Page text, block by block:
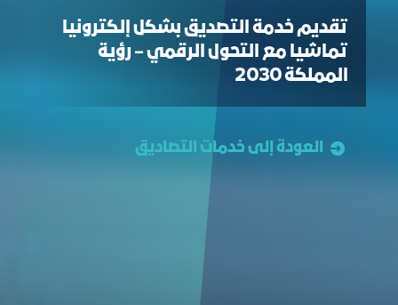
تقديم خدمة التصديق بشكل إلكترونيا
تماشيا مع التحول الرقمي – رؤية
المملكة 2030
العودة إلى خدمات التصاديق